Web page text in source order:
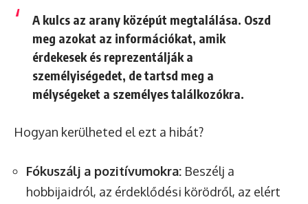
A kulcs az arany középút megtalálása. Oszd
meg azokat az információkat, amik
érdekesek és reprezentálják a
személyiségedet, de tartsd meg a
mélységeket a személyes találkozókra.
Hogyan kerülheted el ezt a hibát?
Fókuszálj a pozitívumokra: Beszélj a
hobbijaidról, az érdeklődési körödről, az elért